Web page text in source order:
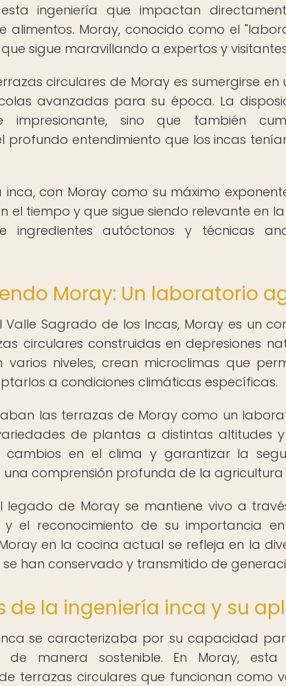
ingeniería que impactan
alimentos. Moray, conocido como el
sigue maravillando a expertos y
circulares de Moray es sumergirse
avanzadas para su época. La
impresionante, sino que también
profundo entendimiento que los incas
inca, con Moray como su máximo
el tiempo y que sigue siendo relevante en
ingredientes autóctonos y técnicas
Moray: Un laboratorio
Valle Sagrado de los Incas, Moray es un
circulares construidas en depresiones
varios niveles, crean microclimas que
a condiciones climáticas específicas.
las terrazas de Moray como un
de plantas a distintas altitudes
cambios en el clima y garantizar la
comprensión profunda de la agricultura
legado de Moray se mantiene vivo a
y el reconocimiento de su importancia
en la cocina actual se refleja en la
han conservado y transmitido de
de la ingeniería inca y su
se caracterizaba por su capacidad
de manera sostenible. En Moray,
terrazas circulares que funcionan como